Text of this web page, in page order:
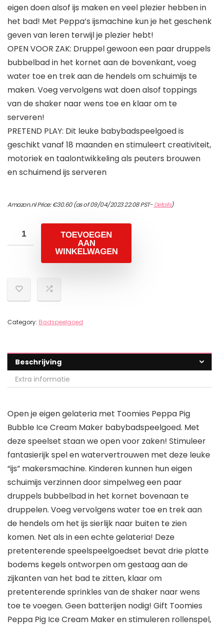
eigen doen alsof ijs maken en veel plezier hebben in
het bad! Met Peppa’s ijsmachine kun je het geschenk
geven van leren terwijl je plezier hebt!
OPEN VOOR ZAK: Druppel gewoon een paar druppels
bubbelbad in het kornet aan de bovenkant, voeg
water toe en trek aan de hendels om schuimijs te
maken. Voeg vervolgens wat doen alsof toppings
van de shaker naar wens toe en klaar om te
serveren!
PRETEND PLAY: Dit leuke babybadspeelgoed is
geschikt vanaf 18 maanden en stimuleert creativiteit,
motoriek en taalontwikkeling als peuters brouwen
en schuimend ijs serveren
Amazon.nl Price:€30.60(as of 09/04/2023 22:08 PST-Details)
TOEVOEGEN
AAN
WINKELWAGEN
Category: Badspeelgoed
Beschrijving
Extra informatie
Open je eigen gelateria met Toomies Peppa Pig
Bubble Ice Cream Maker babybadspeelgoed. Met
deze speelset staan we open voor zaken! Stimuleer
fantasierijk spel en watervertrouwen met deze leuke
“ijs” makersmachine. Kinderen kunnen hun eigen
schuimijs verzinnen door simpelweg een paar
druppels bubbelbad in het kornet bovenaan te
druppelen. Voeg vervolgens water toe en trek aan
de hendels om het ijs sierlijk naar buiten te zien
komen. Net als in een echte gelateria! Deze
pretenterende speelspeelgoedset bevat drie platte
bodems kegels ontworpen om gestaag aan de
zijkanten van het bad te zitten, klaar om
pretenterende sprinkles van de shaker naar wens
toe te voegen. Geen batterijen nodig! Gift Toomies
Peppa Pig Ice Cream Maker en stimuleren rollenspel,